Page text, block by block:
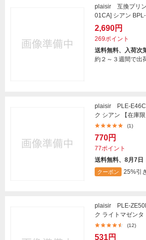
plaisir 互換プリン
01CA] シアン
2,690円
269ポイント
送料無料、入荷次
約２～３週間で出
plaisir PLE-
ク シアン 【在庫限
(1)
770円
77ポイント
送料無料、8月7日
クーポン 25%引
plaisir PLE-
ク ライトマゼンタ
(12)
531円